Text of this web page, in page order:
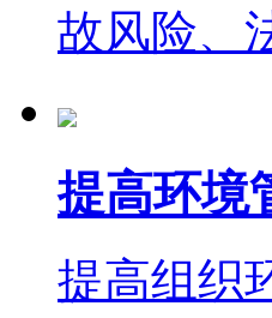
故风险、
提高环境
提高组织